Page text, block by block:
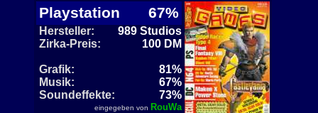
Playstation 67%
Hersteller:
989 Studios
Zirka-Preis:
100 DM
Grafik:
81%
Musik:
67%
Soundeffekte:
73%
eingegeben von RouWa